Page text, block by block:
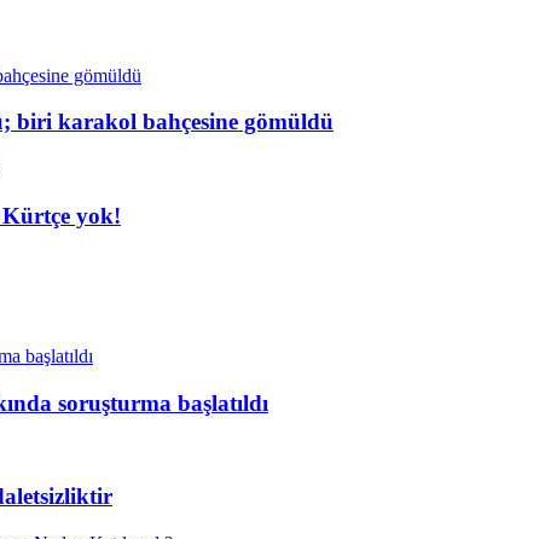
biri karakol bahçesine gömüldü
yok!
soruşturma başlatıldı